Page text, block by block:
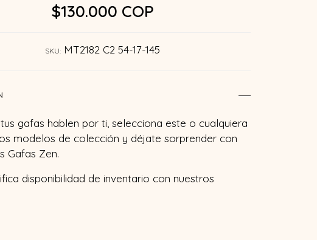
$130.000 COP
SKU: MT2182 C2 54-17-145
gafas hablen por ti, selecciona este o cualquiera
modelos de colección y déjate sorprender con
Gafas Zen.
disponibilidad de inventario con nuestros